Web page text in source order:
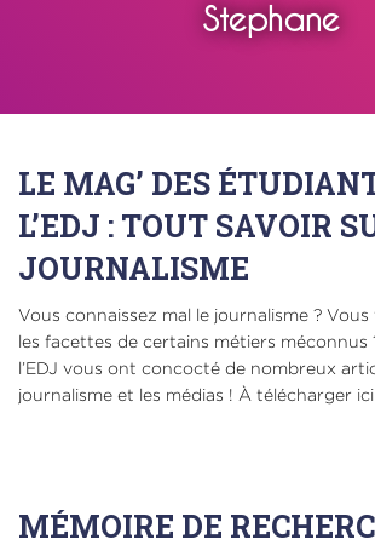
Stephane
LE MAG’ DES
L’EDJ : TOUT SAVOIR
JOURNALISME
Vous connaissez mal le journalisme ?
les facettes de certains métiers méconnus
l’EDJ vous ont concocté de nombreux
journalisme et les médias ! À télécharger ici
MÉMOIRE DE